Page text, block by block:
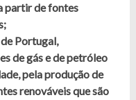
partir de fontes
Portugal,
de gás e de petróleo
pela produção de
renováveis que são